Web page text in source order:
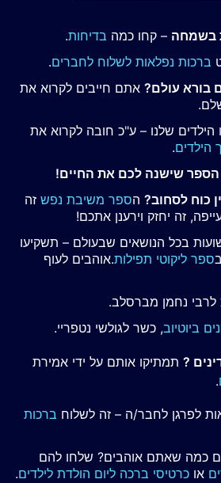
בשמחה – קחו כמה בדיחות.
ברכות נפלאות לשלוח לחברים.
בורא עולם? אתם חייבים לקרוא את
הילדים שלנו – ע"כ חובה לקרוא את
הילדים.
הספר שישנה לכם את החיים!
כוח לסחוב? הספר משיבת נפש זה
זה יחזק וירענן אתכם!
בכל הנושאים שבעולם – תשקיעו
ספר ליקוטי תפילות.אוהבים לעוף
לרבי נחמן מברסלב.
ביוטיוב, כשר לגולשי נטפריי.
? תמתיקו אותם על ידי אמירת
.
לפרגן לחבר/ה – זה לשלוח ברכות
כמה שאתם אוהבים? שלחו להם
או כרטיסי ברכה ליום הולדת לילדים.